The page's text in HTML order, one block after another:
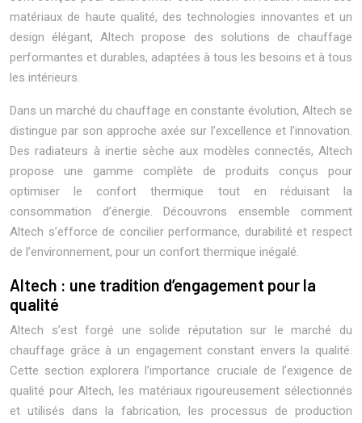
matériaux de haute qualité, des technologies innovantes et un
design élégant, Altech propose des solutions de chauffage
performantes et durables, adaptées à tous les besoins et à tous
les intérieurs.
Dans un marché du chauffage en constante évolution, Altech se
distingue par son approche axée sur l’excellence et l’innovation.
Des radiateurs à inertie sèche aux modèles connectés, Altech
propose une gamme complète de produits conçus pour
optimiser le confort thermique tout en réduisant la
consommation d’énergie. Découvrons ensemble comment
Altech s’efforce de concilier performance, durabilité et respect
de l’environnement, pour un confort thermique inégalé.
Altech : une tradition d’engagement pour la
qualité
Altech s’est forgé une solide réputation sur le marché du
chauffage grâce à un engagement constant envers la qualité.
Cette section explorera l’importance cruciale de l’exigence de
qualité pour Altech, les matériaux rigoureusement sélectionnés
et utilisés dans la fabrication, les processus de production